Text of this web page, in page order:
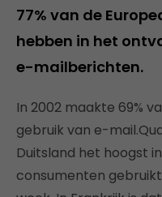
77% van de
hebben in het
e-mailberichten.
In 2002 maakte 69%
gebruik van e-
Duitsland het hoogst
consumenten